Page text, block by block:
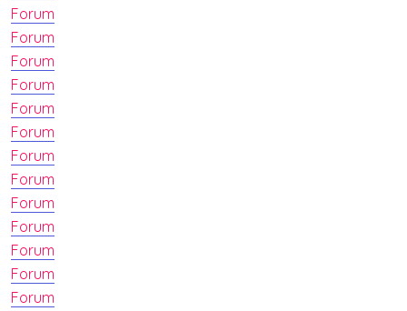
Forum
Forum
Forum
Forum
Forum
Forum
Forum
Forum
Forum
Forum
Forum
Forum
Forum